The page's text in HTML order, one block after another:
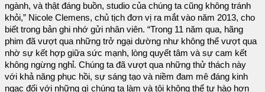
ngành, và thật đáng buồn, studio của chúng ta cũng không tránh
khỏi,” Nicole Clemens, chủ tịch đơn vị ra mắt vào năm 2013, cho
biết trong bản ghi nhớ gửi nhân viên. “Trong 11 năm qua, hãng
phim đã vượt qua những trở ngại dường như không thể vượt qua
nhờ sự kết hợp giữa sức mạnh, lòng quyết tâm và sự cam kết
không ngừng nghỉ. Chúng ta đã vượt qua những thử thách này
với khả năng phục hồi, sự sáng tạo và niềm đam mê đáng kinh
ngạc đối với những gì chúng ta làm và tôi không thể tự hào hơn